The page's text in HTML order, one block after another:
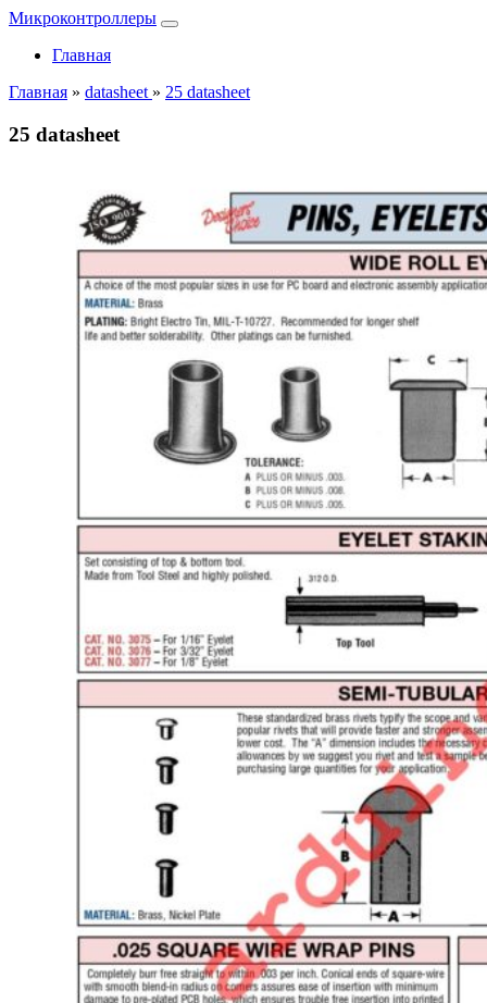
Микроконтроллеры
Главная
Главная » datasheet » 25 datasheet
25 datasheet